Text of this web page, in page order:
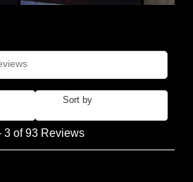
search region
Sort by
3 of 93 Reviews